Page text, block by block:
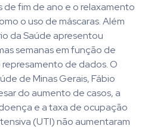
fim de ano e o relaxamento
o uso de máscaras. Além
da Saúde apresentou
semanas em função de
de dados. O
de Minas Gerais, Fábio
do aumento de casos, a
e a taxa de ocupação
(UTI) não aumentaram